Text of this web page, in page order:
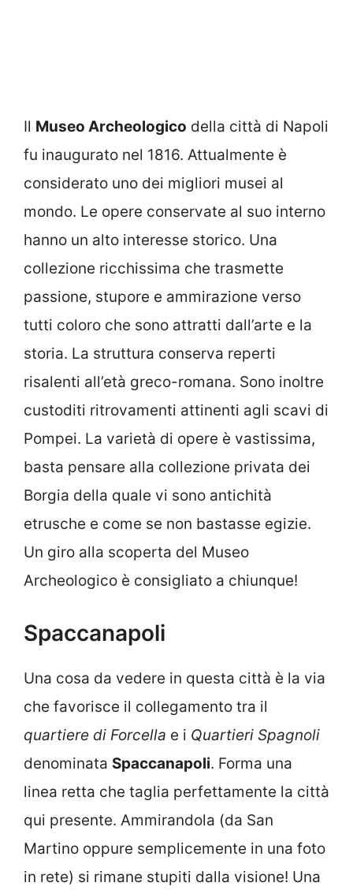
Il Museo Archeologico della città di Napoli
fu inaugurato nel 1816. Attualmente è
considerato uno dei migliori musei al
mondo. Le opere conservate al suo interno
hanno un alto interesse storico. Una
collezione ricchissima che trasmette
passione, stupore e ammirazione verso
tutti coloro che sono attratti dall’arte e la
storia. La struttura conserva reperti
risalenti all’età greco-romana. Sono inoltre
custoditi ritrovamenti attinenti agli scavi di
Pompei. La varietà di opere è vastissima,
basta pensare alla collezione privata dei
Borgia della quale vi sono antichità
etrusche e come se non bastasse egizie.
Un giro alla scoperta del Museo
Archeologico è consigliato a chiunque!
Spaccanapoli
Una cosa da vedere in questa città è la via
che favorisce il collegamento tra il
quartiere di Forcella e i Quartieri Spagnoli
denominata Spaccanapoli. Forma una
linea retta che taglia perfettamente la città
qui presente. Ammirandola (da San
Martino oppure semplicemente in una foto
in rete) si rimane stupiti dalla visione! Una